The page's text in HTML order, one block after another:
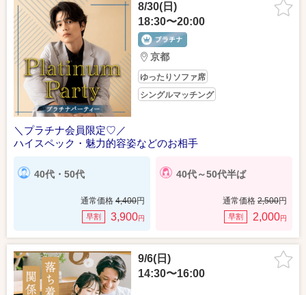
8/30(日)
18:30〜20:00
京都
ゆったりソファ席
シングルマッチング
＼プラチナ会員限定♡／
ハイスペック・魅力的容姿などのお相手
40代・50代
通常価格 4,400円
早割 3,900円
40代～50代半ば
通常価格 2,500円
早割 2,000円
9/6(日)
14:30〜16:00